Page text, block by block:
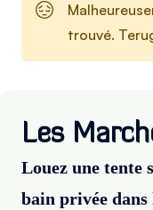
trouvé.
Les
Louez une tente
bain privée